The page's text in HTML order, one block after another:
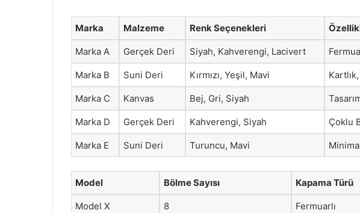
Marka Malzeme Renk Seçenekleri
Marka A Gerçek Deri Siyah, Kahverengi, Lacivert
Marka B Suni Deri Kırmızı, Yeşil, Mavi
Marka C Kanvas Bej, Gri, Siyah
Marka D Gerçek Deri Kahverengi, Siyah Çoklu
Marka E Suni Deri Turuncu, Mavi
Model Bölme Sayısı Kapama Türü
Model X 8 Fermuarlı